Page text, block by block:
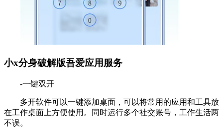
小x分身破解版吾爱应用服务
-一键双开
多开软件可以一键添加桌面，可以将常用的应用和工具放
在工作桌面上方便使用。同时运行多个社交账号，工作生活两
不误。